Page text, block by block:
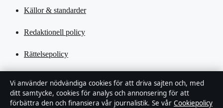
Källor & standarder
Redaktionell policy
Rättelsepolicy
Kändisar & integritet
Vi använder nödvändiga cookies för att driva sajten och, med
ditt samtycke, cookies för analys och annonsering för att
förbättra den och finansiera vår journalistik. Se vår Cookiepolicy